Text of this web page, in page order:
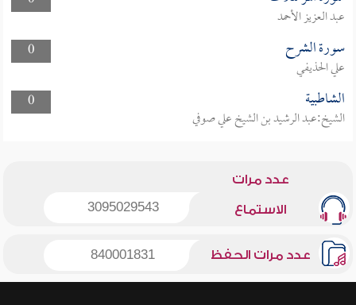
عبد العزيز الأحمد
0
سورة الشرح
علي الحذيفي
0
الشاطبية
الشيخ:عبد الرشيد بن الشيخ علي صوفي
عدد مرات
الاستماع 3095029543
عدد مرات الحفظ 840001831